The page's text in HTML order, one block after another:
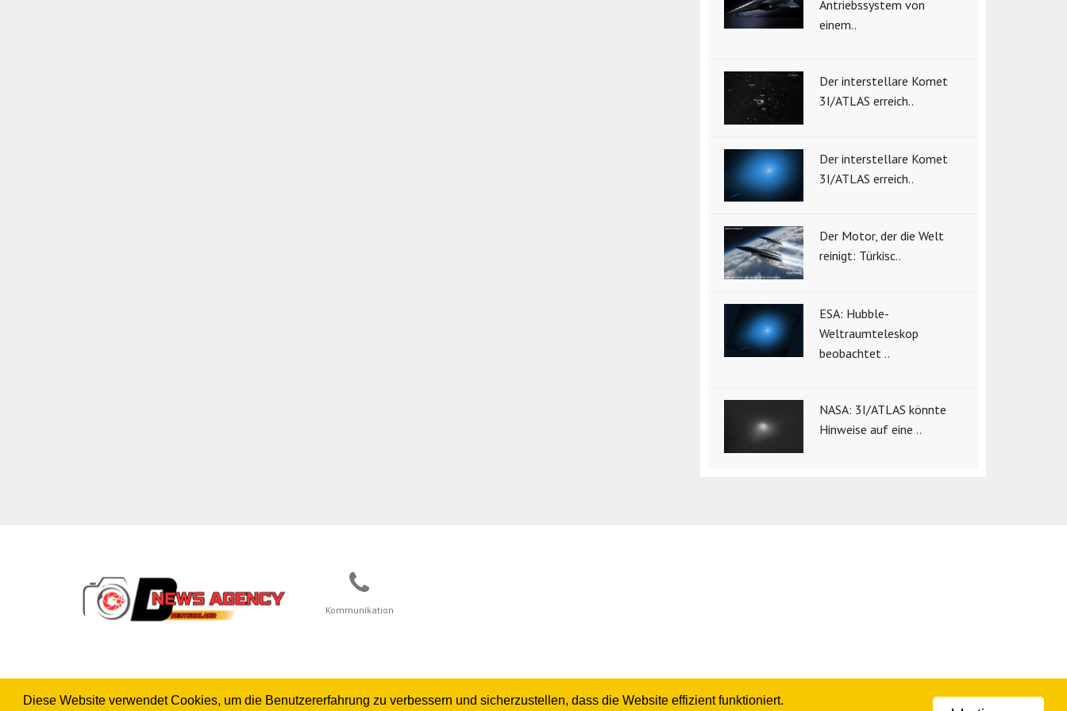
Diese Website verwendet Cookies, um die Benutzererfahrung zu verbessern und sicherzustellen, dass die Website effizient funktioniert.
Antriebssystem von
einem..
Der interstellare Komet
3I/ATLAS erreich..
Der interstellare Komet
3I/ATLAS erreich..
Der Motor, der die Welt
reinigt: Türkisc..
ESA: Hubble-
Weltraumteleskop
beobachtet ..
NASA: 3I/ATLAS könnte
Hinweise auf eine ..
Kommunikation